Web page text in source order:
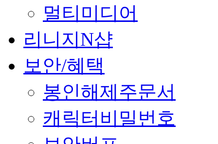
멀티미디어
리니지N샵
보안/혜택
봉인해제주문서
캐릭터비밀번호